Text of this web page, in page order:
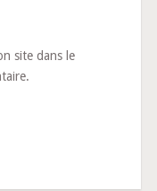
site dans le